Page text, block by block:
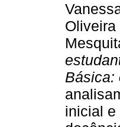
Oliveira
Básica:
inicial e